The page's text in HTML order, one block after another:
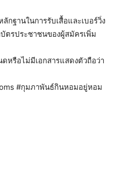
กฐานในการรับเสื้อและเบอร์วิ่ง
ตรประชาชนของผู้สมัครเพิ่ม
หรือไม่มีเอกสารแสดงตัวถือว่า
#กุมภาพันธ์กินหอมอยู่หอม